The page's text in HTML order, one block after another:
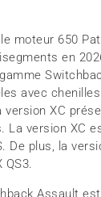
moteur 650
en
avec
XC
La version XC
De plus, la
QS3.
Assault